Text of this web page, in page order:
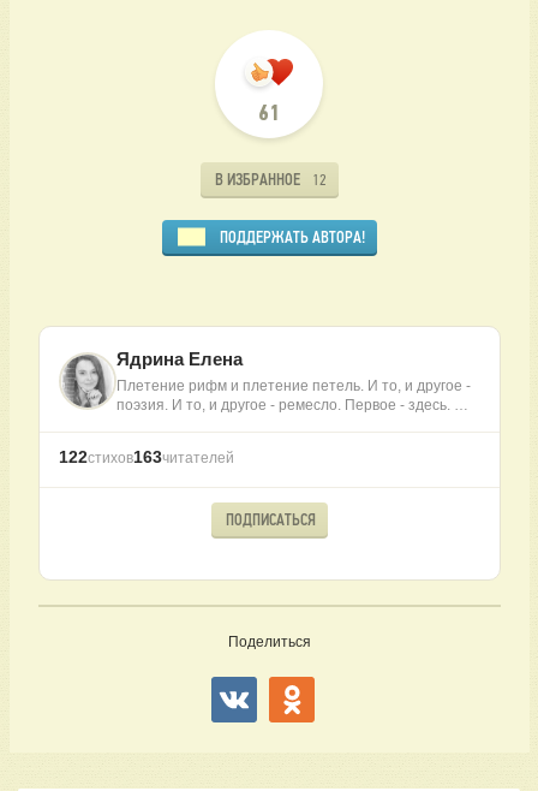
61
В ИЗБРАННОЕ 12
ПОДДЕРЖАТЬ АВТОРА!
Ядрина Елена
Плетение рифм и плетение петель. И то, и другое -
поэзия. И то, и другое - ремесло. Первое - здесь. …
122стихов163читателей
ПОДПИСАТЬСЯ
Поделиться